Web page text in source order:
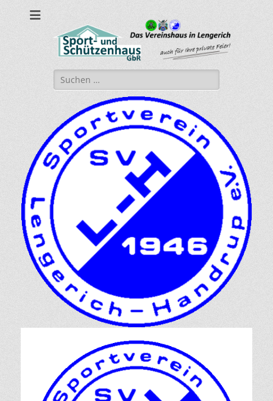
sport-und-
schuetzenhaus.de
Sport- und Schützenhaus GbR
Suche
nach: